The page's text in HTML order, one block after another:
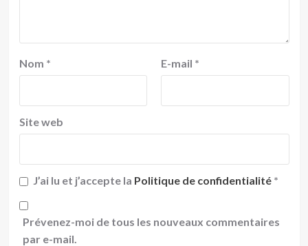
Nom * E-mail *
Site web
J’ai lu et j’accepte la Politique de confidentialité *
Prévenez-moi de tous les nouveaux commentaires
par e-mail.